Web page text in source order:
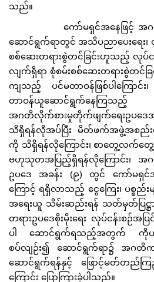
သည်။
ကော်မရှင်အနေဖြင့် အဂ
ဆောင်ရွက်ရာတွင် အသိပညာပေးရေး၊
စစ်ဆေးတရားစွဲတင်ခြင်းဟူသည့် လုပ်င
လျက်ရှိရာ စုံစမ်းစစ်ဆေးတရားစွဲတင်
ကျသည့် ပင်မတာဝန်ဖြစ်ပါကြောင်း
တာဝန်ယူဆောင်ရွက်နေကြသည့် ဝ
အဂတိလိုက်စားမှုတိုက်ဖျက်ရေးဥပဒေအ
သိရှိရန်လိုအပ်ပြီး မိတ်ဖက်အဖွဲ့အစည်းမ
ကို သိရှိရန်လိုကြောင်း၊ စာတွေ့လက်တွေ့
ဗဟုသုတအပြည့်ရှိရန်လိုကြောင်း၊ အ
ဥပဒေ အခန်း (၉) တွင် ကော်မရှင်
ကြောင့် ရရှိလာသည့် ငွေကြေး၊ ပစ္စည်း
အရေးယူ သိမ်းဆည်းရန် သတ်မှတ်ပြဋ္ဌ
တရားဥပဒေစိုးမိုးရေး လုပ်ငန်းစဉ်အ
ပါ ဆောင်ရွက်ရသည့်အတွက် ကိုယ်တို
စပ်လျဉ်း၍ ဆောင်ရွက်ရာ၌ အဂတိက
ဆောင်ရွက်ရန်နှင့် ဖြောင့်မတ်တည်က
ကြောင်း ပြောကြားခဲ့ပါသည်။